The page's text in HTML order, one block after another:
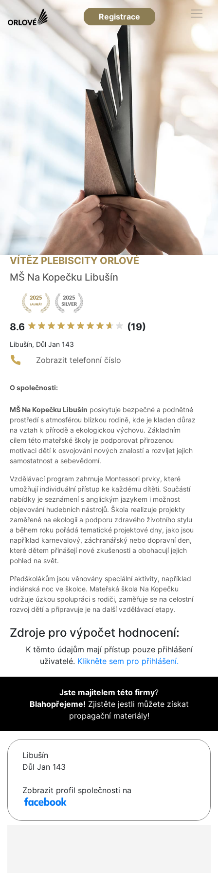
Registrace
VÍTĚZ PLEBISCITY ORLOVÉ
MŠ Na Kopečku Libušín
8.6 (19)
Libušín, Důl Jan 143
Zobrazit telefonní číslo
O společnosti:
MŠ Na Kopečku Libušín poskytuje bezpečné a podnětné
prostředí s atmosférou blízkou rodině, kde je kladen důraz
na vztah k přírodě a ekologickou výchovu. Základním
cílem této mateřské školy je podporovat přirozenou
motivaci dětí k osvojování nových znalostí a rozvíjet jejich
samostatnost a sebevědomí.
Vzdělávací program zahrnuje Montessori prvky, které
umožňují individuální přístup ke každému dítěti. Součástí
nabídky je seznámení s anglickým jazykem i možnost
objevování hudebních nástrojů. Škola realizuje projekty
zaměřené na ekologii a podporu zdravého životního stylu
a během roku pořádá tematické projektové dny, jako jsou
například karnevalový, záchranářský nebo dopravní den,
které dětem přinášejí nové zkušenosti a obohacují jejich
pohled na svět.
Předškolákům jsou věnovány speciální aktivity, například
indiánská noc ve školce. Mateřská škola Na Kopečku
udržuje úzkou spolupráci s rodiči, zaměřuje se na celostní
rozvoj dětí a připravuje je na další vzdělávací etapy.
Zdroje pro výpočet hodnocení:
K těmto údajům mají přístup pouze přihlášení
uživatelé. Klikněte sem pro přihlášení.
Jste majitelem této firmy?
Blahopřejeme! Zjistěte jestli můžete získat
propagační materiály!
Libušín
Důl Jan 143
Zobrazit profil společnosti na